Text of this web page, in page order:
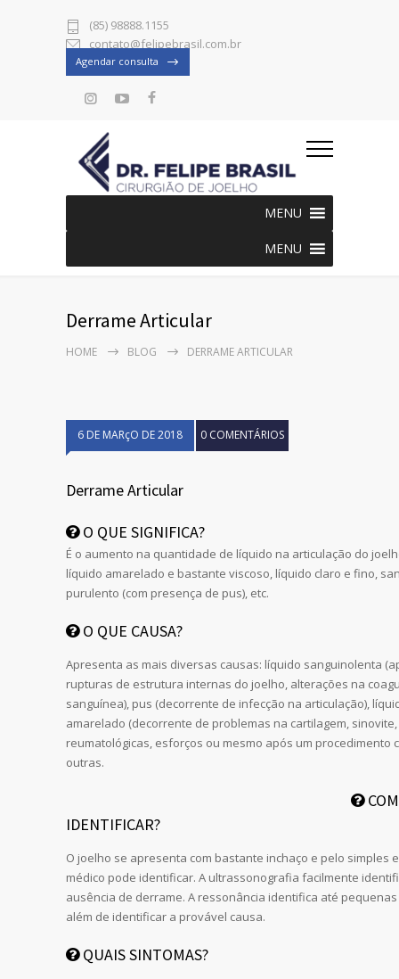
(85) 98888.1155
contato@felipebrasil.com.br
Agendar consulta
MENU
MENU
Derrame Articular
HOME BLOG DERRAME ARTICULAR
6 DE MARçO DE 2018 0 COMENTÁRIOS
Derrame Articular
O QUE SIGNIFICA?
É o aumento na quantidade de líquido na articulação do
líquido amarelado e bastante viscoso, líquido claro e fino,
purulento (com presença de pus), etc.
O QUE CAUSA?
Apresenta as mais diversas causas: líquido sanguinolenta
rupturas de estrutura internas do joelho, alterações na
sanguínea), pus (decorrente de infecção na articulação),
amarelado (decorrente de problemas na cartilagem,
reumatológicas, esforços ou mesmo após um procedimento
outras.
IDENTIFICAR?
O joelho se apresenta com bastante inchaço e pelo simples
médico pode identificar. A ultrassonografia facilmente
ausência de derrame. A ressonância identifica até
além de identificar a provável causa.
QUAIS SINTOMAS?